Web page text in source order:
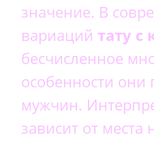
значение. В
вариаций тату с
бесчисленное
особенности они
мужчин.
зависит от места